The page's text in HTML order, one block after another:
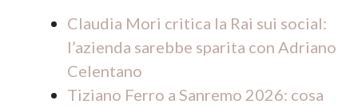
Claudia Mori critica la Rai sui social:
l’azienda sarebbe sparita con Adriano
Celentano
Tiziano Ferro a Sanremo 2026: cosa